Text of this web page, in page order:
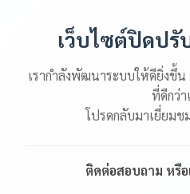
เว็บไซต์ปิดปรั
เรากำลังพัฒนาระบบให้ดียิ่งขึ้
ที่ดีกว่า
โปรดกลับมาเยี่ยม
ติดต่อสอบถาม หรื